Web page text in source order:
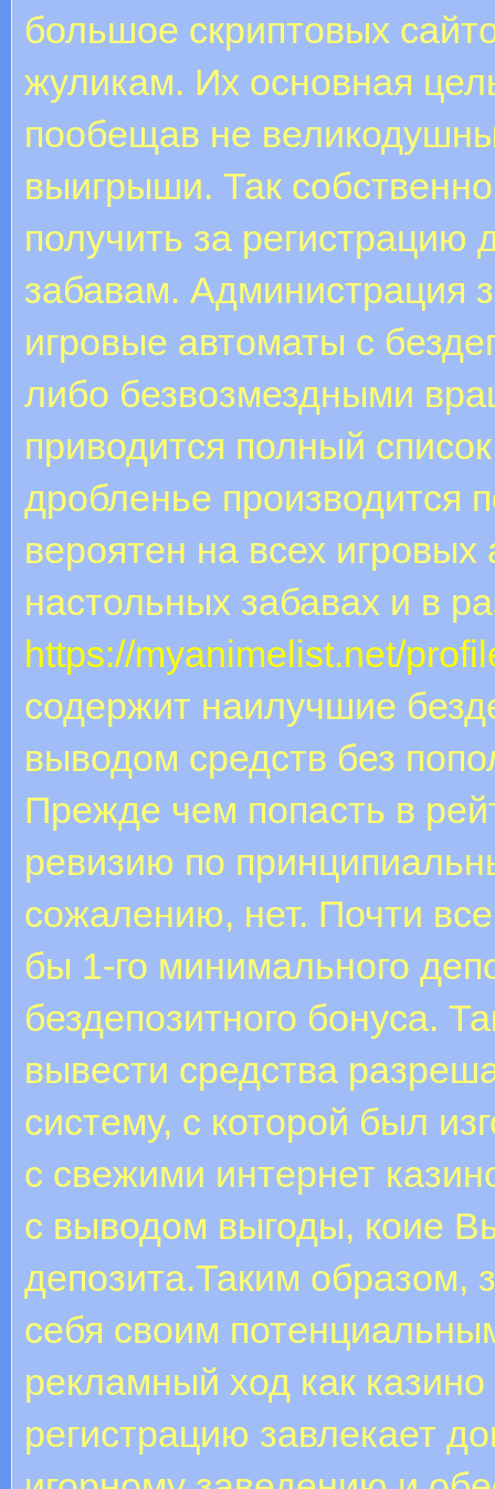
большое скриптовых
жуликам. Их основная
пообещав не
выигрыши. Так
получить за
забавам. Администрация
игровые автоматы с
либо безвозмездными
приводится полный
дробленье производится
вероятен на всех
настольных забавах и в
https://myanimelist.net/
содержит наилучшие
выводом средств без
Прежде чем попасть в
ревизию по
сожалению, нет. Почти
бы 1-го минимального
бездепозитного бонуса.
вывести средства
систему, с которой был
с свежими интернет
с выводом выгоды, коие
депозита.Таким образом,
себя своим
рекламный ход как
регистрацию завлекает